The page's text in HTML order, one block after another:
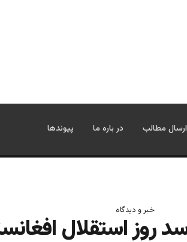
ارسال مطالب در باره ما پیوندها
خبر و دیدگاه